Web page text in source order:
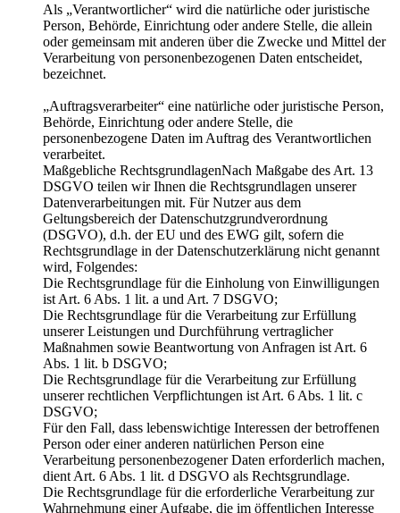
Als „Verantwortlicher“ wird die natürliche oder juristische
Person, Behörde, Einrichtung oder andere Stelle, die allein
oder gemeinsam mit anderen über die Zwecke und Mittel der
Verarbeitung von personenbezogenen Daten entscheidet,
bezeichnet.
„Auftragsverarbeiter“ eine natürliche oder juristische Person,
Behörde, Einrichtung oder andere Stelle, die
personenbezogene Daten im Auftrag des Verantwortlichen
verarbeitet.
Maßgebliche RechtsgrundlagenNach Maßgabe des Art. 13
DSGVO teilen wir Ihnen die Rechtsgrundlagen unserer
Datenverarbeitungen mit. Für Nutzer aus dem
Geltungsbereich der Datenschutzgrundverordnung
(DSGVO), d.h. der EU und des EWG gilt, sofern die
Rechtsgrundlage in der Datenschutzerklärung nicht genannt
wird, Folgendes:
Die Rechtsgrundlage für die Einholung von Einwilligungen
ist Art. 6 Abs. 1 lit. a und Art. 7 DSGVO;
Die Rechtsgrundlage für die Verarbeitung zur Erfüllung
unserer Leistungen und Durchführung vertraglicher
Maßnahmen sowie Beantwortung von Anfragen ist Art. 6
Abs. 1 lit. b DSGVO;
Die Rechtsgrundlage für die Verarbeitung zur Erfüllung
unserer rechtlichen Verpflichtungen ist Art. 6 Abs. 1 lit. c
DSGVO;
Für den Fall, dass lebenswichtige Interessen der betroffenen
Person oder einer anderen natürlichen Person eine
Verarbeitung personenbezogener Daten erforderlich machen,
dient Art. 6 Abs. 1 lit. d DSGVO als Rechtsgrundlage.
Die Rechtsgrundlage für die erforderliche Verarbeitung zur
Wahrnehmung einer Aufgabe, die im öffentlichen Interesse